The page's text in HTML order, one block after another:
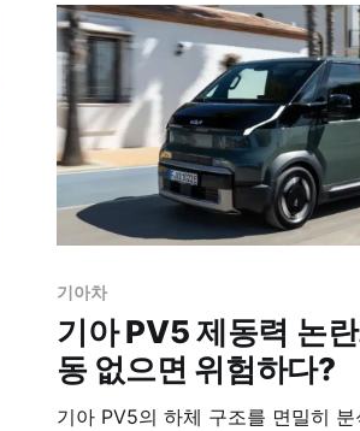
기아차
기아 PV5 제동력 논
동 없으면 위험하다?
기아 PV5의 하체 구조를 면밀히